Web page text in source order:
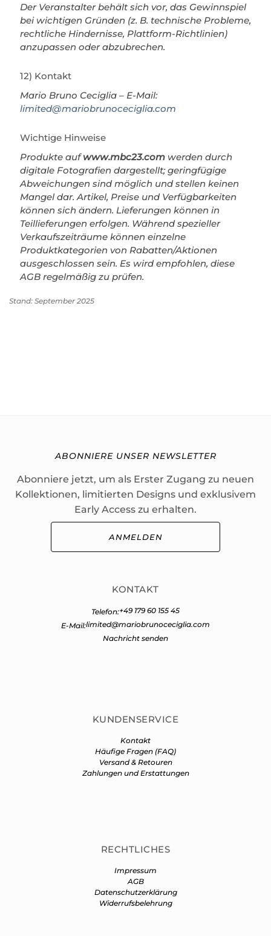
Der Veranstalter behält sich vor, das Gewinnspiel
bei wichtigen Gründen (z. B. technische Probleme,
rechtliche Hindernisse, Plattform-Richtlinien)
anzupassen oder abzubrechen.
12) Kontakt
Mario Bruno Ceciglia – E-Mail:
limited@mariobrunoceciglia.com
Wichtige Hinweise
Produkte aufwww.mbc23.com werden durch
digitale Fotografien dargestellt; geringfügige
Abweichungen sind möglich und stellen keinen
Mangel dar. Artikel, Preise und Verfügbarkeiten
können sich ändern. Lieferungen können in
Teillieferungen erfolgen. Während spezieller
Verkaufszeiträume können einzelne
Produktkategorien von Rabatten/Aktionen
ausgeschlossen sein. Es wird empfohlen, diese
AGB regelmäßig zu prüfen.
Stand: September 2025
ABONNIERE UNSER NEWSLETTER
Abonniere jetzt, um als Erster Zugang zu neuen
Kollektionen, limitierten Designs und exklusivem
Early Access zu erhalten.
ANMELDEN
KONTAKT
Telefon:+49 179 60 155 45
E-Mail:limited@mariobrunoceciglia.com
Nachricht senden
KUNDENSERVICE
Kontakt
Häufige Fragen (FAQ)
Versand & Retouren
Zahlungen und Erstattungen
RECHTLICHES
Impressum
AGB
Datenschutzerklärung
Widerrufsbelehrung